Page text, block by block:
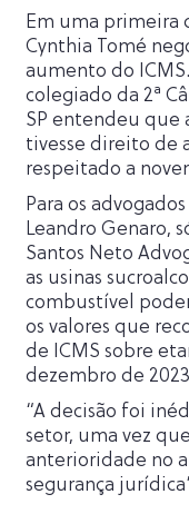
Em uma primeira
Cynthia Tomé
aumento do
colegiado da 2ª
SP entendeu que
tivesse direito de
respeitado a
Para os
Leandro Genaro,
Santos Neto
as usinas
combustível
os valores que
de ICMS sobre
dezembro de
“A decisão foi
setor, uma vez
anterioridade no
segurança